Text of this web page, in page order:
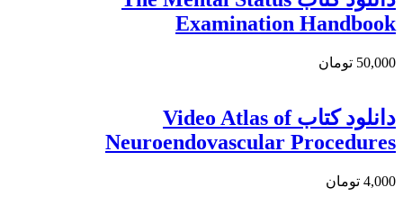
Examination Handbook
50,000 تومان
دانلود کتاب Video Atlas of
Neuroendovascular Procedures
4,000 تومان